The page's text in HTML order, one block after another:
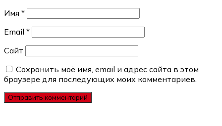
Имя *
Email *
Сайт
Сохранить моё имя, email и адрес сайта в этом
браузере для последующих моих комментариев.